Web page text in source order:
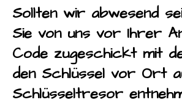
Sollten wir abwesend
Sie von uns vor Ihrer
Code zugeschickt mit
den Schlüssel vor Ort
Schlüsseltresor